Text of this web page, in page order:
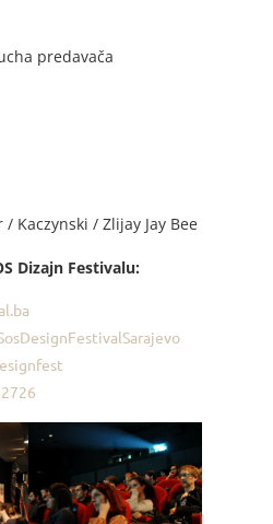
predavača
Kaczynski / Zlijay Jay Bee
Dizajn Festivalu: